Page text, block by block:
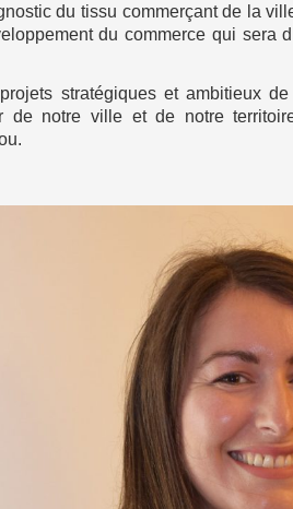
du tissu commerçant de la
du commerce qui sera
stratégiques et ambitieux
de notre ville et de notre